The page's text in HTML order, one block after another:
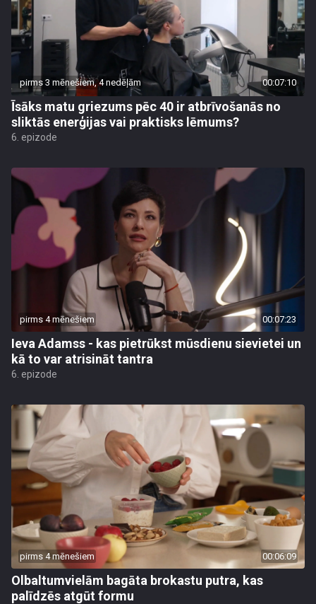
pirms 3 mēnešiem, 4 nedēļām 00:07:10
Īsāks matu griezums pēc 40 ir atbrīvošanās no
sliktās enerģijas vai praktisks lēmums?
6. epizode
pirms 4 mēnešiem 00:07:23
Ieva Adamss - kas pietrūkst mūsdienu sievietei un
kā to var atrisināt tantra
6. epizode
pirms 4 mēnešiem 00:06:09
Olbaltumvielām bagāta brokastu putra, kas
palīdzēs atgūt formu